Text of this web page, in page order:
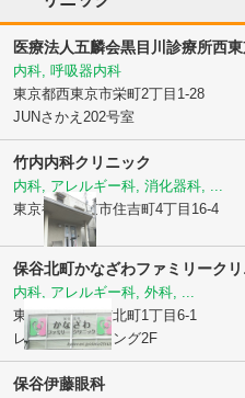
医療法人五麟会黒目川診療所西
内科, 呼吸器内科
東京都西東京市栄町2丁目1-28
JUNさかえ202号室
竹内内科クリニック
内科, アレルギー科, 消化器科, ...
東京都西東京市住吉町4丁目16-4
保谷北町かなざわファミリークリ
内科, アレルギー科, 外科, ...
東京都西東京市北町1丁目6-1
レッツビルディング2F
保谷伊藤眼科